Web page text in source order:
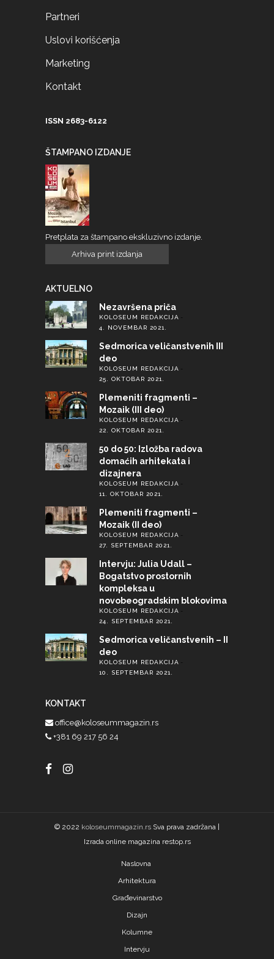
Partneri
Uslovi korišćenja
Marketing
Kontakt
ISSN 2683-6122
ŠTAMPANO IZDANJE
Pretplata za štampano ekskluzivno izdanje.
Arhiva print izdanja
AKTUELNO
Nezavršena priča
KOLOSEUM REDAKCIJA
4. NOVEMBAR 2021.
Sedmorica veličanstvenih III
deo
KOLOSEUM REDAKCIJA
25. OKTOBAR 2021.
Plemeniti fragmenti –
Mozaik (III deo)
KOLOSEUM REDAKCIJA
22. OKTOBAR 2021.
50 do 50: Izložba radova
domaćih arhitekata i
dizajnera
KOLOSEUM REDAKCIJA
11. OKTOBAR 2021.
Plemeniti fragmenti –
Mozaik (II deo)
KOLOSEUM REDAKCIJA
27. SEPTEMBAR 2021.
Intervju: Julia Udall –
Bogatstvo prostornih
kompleksa u
novobeogradskim blokovima
KOLOSEUM REDAKCIJA
24. SEPTEMBAR 2021.
Sedmorica veličanstvenih – II
deo
KOLOSEUM REDAKCIJA
10. SEPTEMBAR 2021.
KONTAKT
office@koloseummagazin.rs
+381 69 217 56 24
© 2022 koloseummagazin.rs Sva prava zadržana |
Izrada online magazina restop.rs
Naslovna
Arhitektura
Građevinarstvo
Dizajn
Kolumne
Intervju